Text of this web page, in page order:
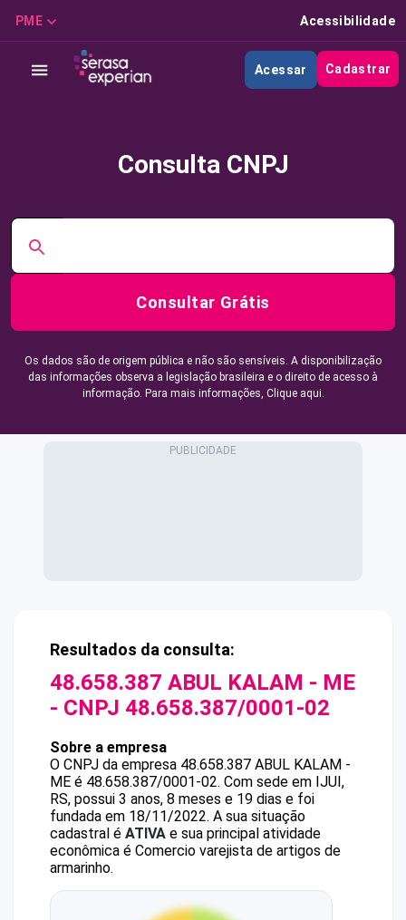
PME Acessibilidade
Acessar Cadastrar
Consulta CNPJ
Consultar Grátis
Os dados são de origem pública e não são sensíveis. A disponibilização
das informações observa a legislação brasileira e o direito de acesso à
informação. Para mais informações, Clique aqui.
Resultados da consulta:
48.658.387 ABUL KALAM - ME
- CNPJ 48.658.387/0001-02
Sobre a empresa
O CNPJ da empresa 48.658.387 ABUL KALAM -
ME é 48.658.387/0001-02. Com sede em IJUI,
RS, possui 3 anos, 8 meses e 19 dias e foi
fundada em 18/11/2022. A sua situação
cadastral é ATIVA e sua principal atividade
econômica é Comercio varejista de artigos de
armarinho.